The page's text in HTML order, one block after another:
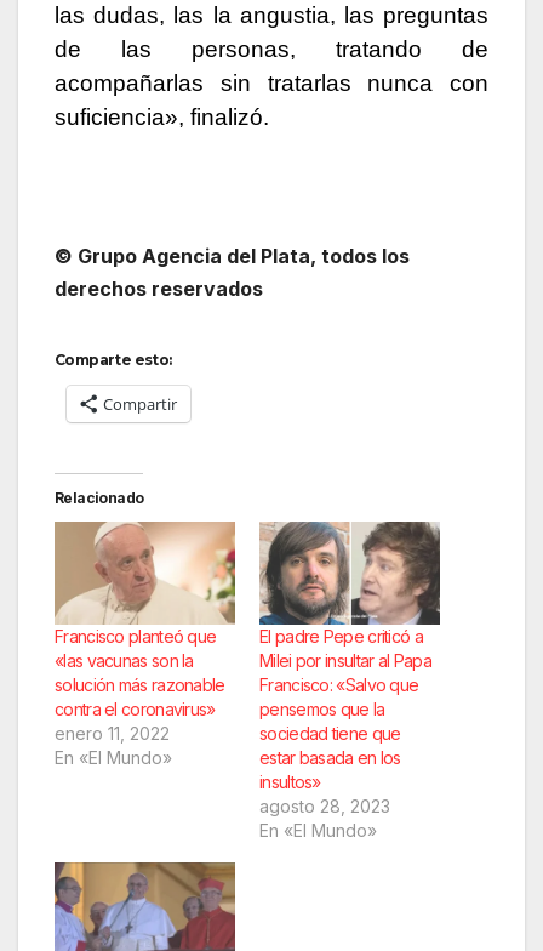
las dudas, las la angustia, las preguntas
de las personas, tratando de
acompañarlas sin tratarlas nunca con
suficiencia», finalizó.
© Grupo Agencia del Plata, todos los
derechos reservados
Comparte esto:
Compartir
Relacionado
Francisco planteó que
«las vacunas son la
solución más razonable
contra el coronavirus»
enero 11, 2022
En «El Mundo»
El padre Pepe criticó a
Milei por insultar al Papa
Francisco: «Salvo que
pensemos que la
sociedad tiene que
estar basada en los
insultos»
agosto 28, 2023
En «El Mundo»